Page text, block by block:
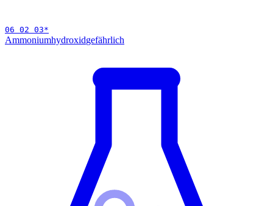
06 02 03*
Ammoniumhydroxidgefährlich